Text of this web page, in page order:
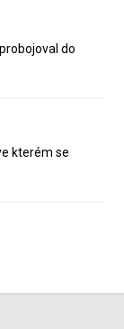
do
kterém se